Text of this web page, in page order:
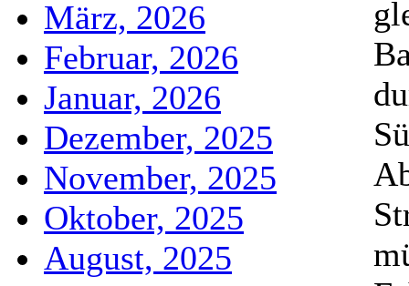
März, 2026
Februar, 2026
Januar, 2026
Dezember, 2025
November, 2025
Oktober, 2025
August, 2025